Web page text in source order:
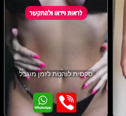
סקסית לוהטת לזמן מוגבל